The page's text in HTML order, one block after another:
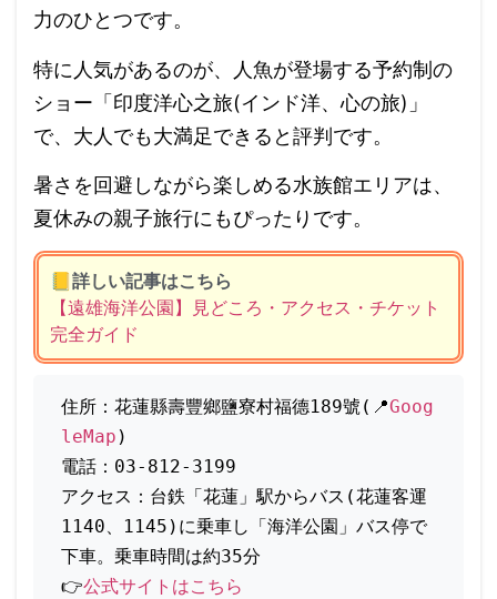
力のひとつです。
特に人気があるのが、人魚が登場する予約制の
ショー「印度洋心之旅(インド洋、心の旅)」
で、大人でも大満足できると評判です。
暑さを回避しながら楽しめる水族館エリアは、
夏休みの親子旅行にもぴったりです。
📒詳しい記事はこちら
【遠雄海洋公園】見どころ・アクセス・チケット
完全ガイド
住所：花蓮縣壽豐鄉鹽寮村福德189號(📍Goog
leMap )
電話：03-812-3199
アクセス：台鉄「花蓮」駅からバス(花蓮客運
1140、1145)に乗車し「海洋公園」バス停で
下車。乗車時間は約35分
👉公式サイトはこちら